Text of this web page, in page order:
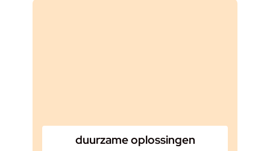
duurzame oplossingen​